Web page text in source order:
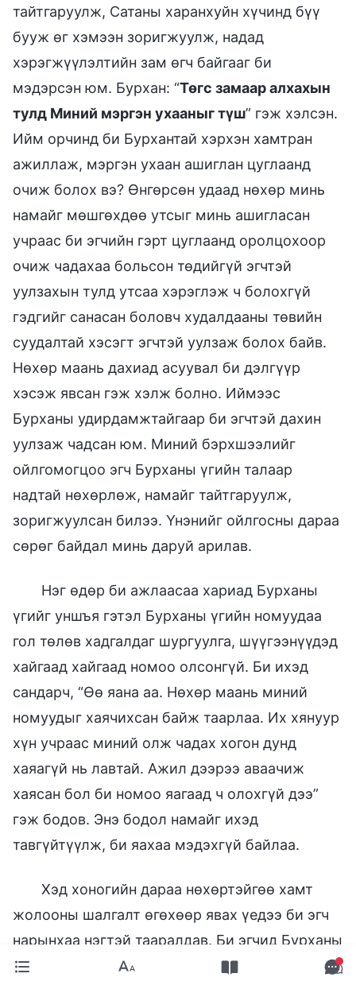
тайтгаруулж, Сатаны харанхуйн хүчинд бүү
бууж өг хэмээн зоригжуулж, надад
хэрэгжүүлэлтийн зам өгч байгааг би
мэдэрсэн юм. Бурхан: “Төгс замаар алхахын
тулд Миний мэргэн ухааныг түш” гэж хэлсэн.
Ийм орчинд би Бурхантай хэрхэн хамтран
ажиллаж, мэргэн ухаан ашиглан цуглаанд
очиж болох вэ? Өнгөрсөн удаад нөхөр минь
намайг мөшгөхдөө утсыг минь ашигласан
учраас би эгчийн гэрт цуглаанд оролцохоор
очиж чадахаа больсон төдийгүй эгчтэй
уулзахын тулд утсаа хэрэглэж ч болохгүй
гэдгийг санасан боловч худалдааны төвийн
суудалтай хэсэгт эгчтэй уулзаж болох байв.
Нөхөр маань дахиад асуувал би дэлгүүр
хэсэж явсан гэж хэлж болно. Иймээс
Бурханы удирдамжтайгаар би эгчтэй дахин
уулзаж чадсан юм. Миний бэрхшээлийг
ойлгомогцоо эгч Бурханы үгийн талаар
надтай нөхөрлөж, намайг тайтгаруулж,
зоригжуулсан билээ. Үнэнийг ойлгосны дараа
сөрөг байдал минь даруй арилав.
Нэг өдөр би ажлаасаа хариад Бурханы
үгийг уншъя гэтэл Бурханы үгийн номуудаа
гол төлөв хадгалдаг шургуулга, шүүгээнүүдэд
хайгаад хайгаад номоо олсонгүй. Би ихэд
сандарч, “Өө яана аа. Нөхөр маань миний
номуудыг хаячихсан байж таарлаа. Их хянуур
хүн учраас миний олж чадах хогон дунд
хаяагүй нь лавтай. Ажил дээрээ аваачиж
хаясан бол би номоо яагаад ч олохгүй дээ”
гэж бодов. Энэ бодол намайг ихэд
тавгүйтүүлж, би яахаа мэдэхгүй байлаа.
Хэд хоногийн дараа нөхөртэйгөө хамт
жолооны шалгалт өгөхөөр явах үедээ би эгч
нарынхаа нэгтэй тааралдав. Би эгчид Бурханы
үгийн номууд минь алга болсныг нууцхан